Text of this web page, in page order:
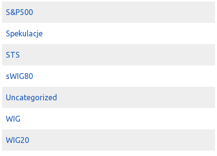
S&P500
Spekulacje
STS
sWIG80
Uncategorized
WIG
WIG20